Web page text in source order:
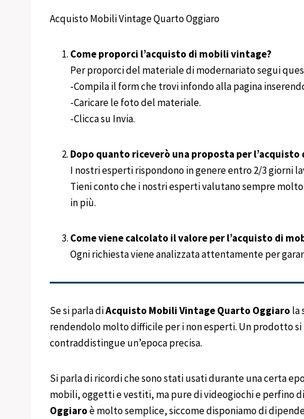
Acquisto Mobili Vintage Quarto Oggiaro
Come proporci l’acquisto di mobili vintage?
Per proporci del materiale di modernariato segui
-Compila il form che trovi infondo alla pagina
-Caricare le foto del materiale.
-Clicca su Invia.
Dopo quanto riceverò una proposta per
I nostri esperti rispondono in genere entro 2/3 giorni
Tieni conto che i nostri esperti valutano sempre
in più.
Come viene calcolato il valore per l’acquisto di
Ogni richiesta viene analizzata attentamente per
Se si parla diAcquisto Mobili VintageQuarto Oggiaro la
rendendolo molto difficile per i non esperti. Un prodotto si
contraddistingue un’epoca precisa.
Si parla di ricordi che sono stati usati durante una certa
mobili, oggetti e vestiti, ma pure di videogiochi e perfino
Oggiaroè molto semplice, siccome disponiamo di